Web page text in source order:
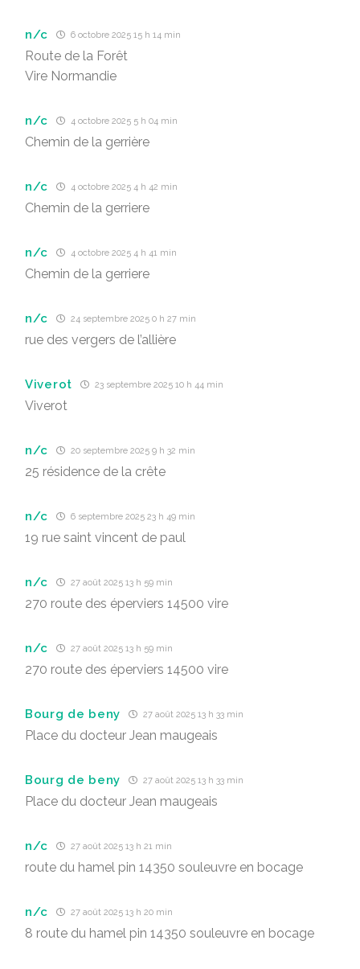
n/c 6 octobre 2025 15 h 14 min
Route de la Forêt
Vire Normandie
n/c 4 octobre 2025 5 h 04 min
Chemin de la gerrière
n/c 4 octobre 2025 4 h 42 min
Chemin de la gerriere
n/c 4 octobre 2025 4 h 41 min
Chemin de la gerriere
n/c 24 septembre 2025 0 h 27 min
rue des vergers de l’allière
Viverot 23 septembre 2025 10 h 44 min
Viverot
n/c 20 septembre 2025 9 h 32 min
25 résidence de la crête
n/c 6 septembre 2025 23 h 49 min
19 rue saint vincent de paul
n/c 27 août 2025 13 h 59 min
270 route des éperviers 14500 vire
n/c 27 août 2025 13 h 59 min
270 route des éperviers 14500 vire
Bourg de beny 27 août 2025 13 h 33 min
Place du docteur Jean maugeais
Bourg de beny 27 août 2025 13 h 33 min
Place du docteur Jean maugeais
n/c 27 août 2025 13 h 21 min
route du hamel pin 14350 souleuvre en bocage
n/c 27 août 2025 13 h 20 min
8 route du hamel pin 14350 souleuvre en bocage